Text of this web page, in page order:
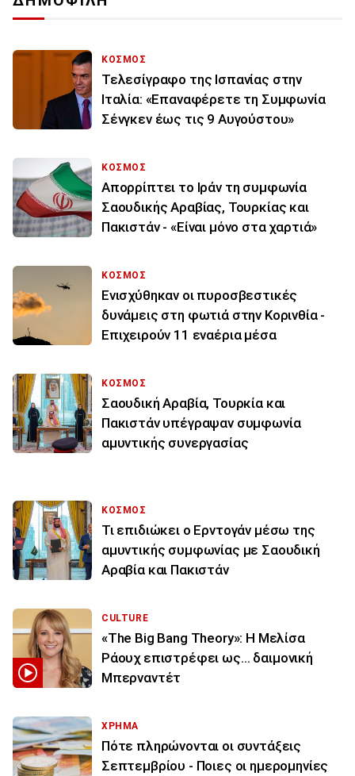
ΚΟΣΜΟΣ
Τελεσίγραφο της Ισπανίας στην
Ιταλία: «Επαναφέρετε τη Συμφωνία
Σένγκεν έως τις 9 Αυγούστου»
ΚΟΣΜΟΣ
Απορρίπτει το Ιράν τη συμφωνία
Σαουδικής Αραβίας, Τουρκίας και
Πακιστάν - «Είναι μόνο στα χαρτιά»
ΚΟΣΜΟΣ
Ενισχύθηκαν οι πυροσβεστικές
δυνάμεις στη φωτιά στην Κορινθία -
Επιχειρούν 11 εναέρια μέσα
ΚΟΣΜΟΣ
Σαουδική Αραβία, Τουρκία και
Πακιστάν υπέγραψαν συμφωνία
αμυντικής συνεργασίας
ΚΟΣΜΟΣ
Τι επιδιώκει ο Ερντογάν μέσω της
αμυντικής συμφωνίας με Σαουδική
Αραβία και Πακιστάν
CULTURE
«The Big Bang Theory»: Η Μελίσα
Ράουχ επιστρέφει ως… δαιμονική
Μπερναντέτ
ΧΡΗΜΑ
Πότε πληρώνονται οι συντάξεις
Σεπτεμβρίου - Ποιες οι ημερομηνίες